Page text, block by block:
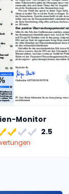
Monitor
2.5